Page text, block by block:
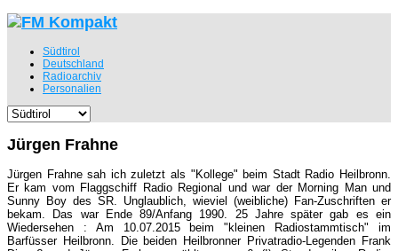
Südtirol
Deutschland
Radioarchiv
Personalien
Jürgen Frahne
Jürgen Frahne sah ich zuletzt als "Kollege" beim Stadt Radio Heilbronn.
Er kam vom Flaggschiff Radio Regional und war der Morning Man und
Sunny Boy des SR. Unglaublich, wieviel (weibliche) Fan-Zuschriften er
bekam. Das war Ende 89/Anfang 1990. 25 Jahre später gab es ein
Wiedersehen : Am 10.07.2015 beim "kleinen Radiostammtisch" im
Barfüsser Heilbronn. Die beiden Heilbronner Privatradio-Legenden Frank